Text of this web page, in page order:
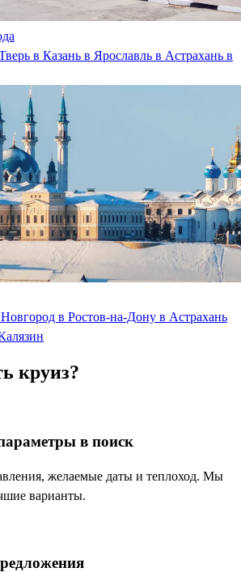
в Казань в Ярославль в Астрахань в
в Ростов-на-Дону в Астрахань
круиз?
в поиск
желаемые даты и теплоход. Мы
варианты.